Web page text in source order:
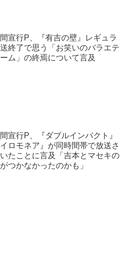
宣行P、『有吉の壁』レギュラ
終了で思う「お笑いのバラエテ
ム」の終焉について言及
宣行P、『ダブルインパクト』
ロモネア』が同時間帯で放送さ
たことに言及「吉本とマセキの
つかなかったのかも」